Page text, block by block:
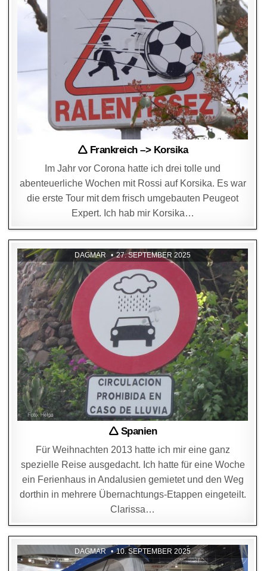
🛆 Frankreich –> Korsika
Im Jahr vor Corona hatte ich drei tolle und
abenteuerliche Wochen mit Rossi auf Korsika. Es war
die erste Tour mit dem frisch umgebauten Peugeot
Expert. Ich hab mir Korsika…
DAGMAR 27. SEPTEMBER 2025
🛆 Spanien
Für Weihnachten 2013 hatte ich mir eine ganz
spezielle Reise ausgedacht. Ich hatte für eine Woche
ein Ferienhaus in Andalusien gemietet und den Weg
dorthin in mehrere Übernachtungs-Etappen eingeteilt.
Clarissa…
DAGMAR 10. SEPTEMBER 2025